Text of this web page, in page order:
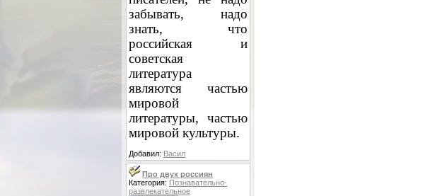
забывать, надо
знать, что
российская и
советская
литература
являются частью
мировой
литературы, частью
мировой культуры.
Добавил: Васил
Про двух россиян
Категория: Познавательно-
развлекательное